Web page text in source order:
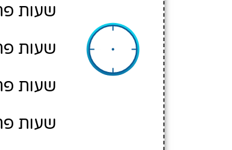
שעות
שעות
שעות
שעות